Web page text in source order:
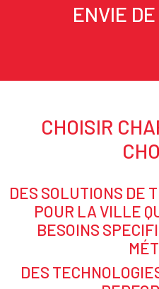
ENVIE
CHOISIR
DES SOLUTIONS DE
POUR LA VILLE
BESOINS
DES